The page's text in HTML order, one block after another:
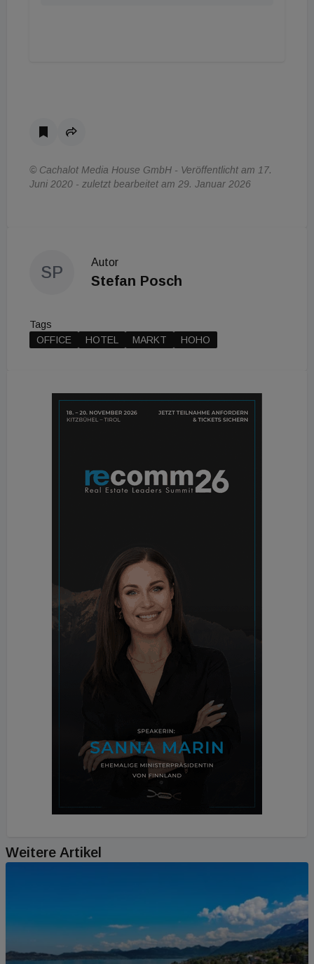
© Cachalot Media House GmbH - Veröffentlicht am 17.
Juni 2020 - zuletzt bearbeitet am 29. Januar 2026
SP
Autor
Stefan Posch
Tags
OFFICE
HOTEL MARKT HOHO
Weitere Artikel